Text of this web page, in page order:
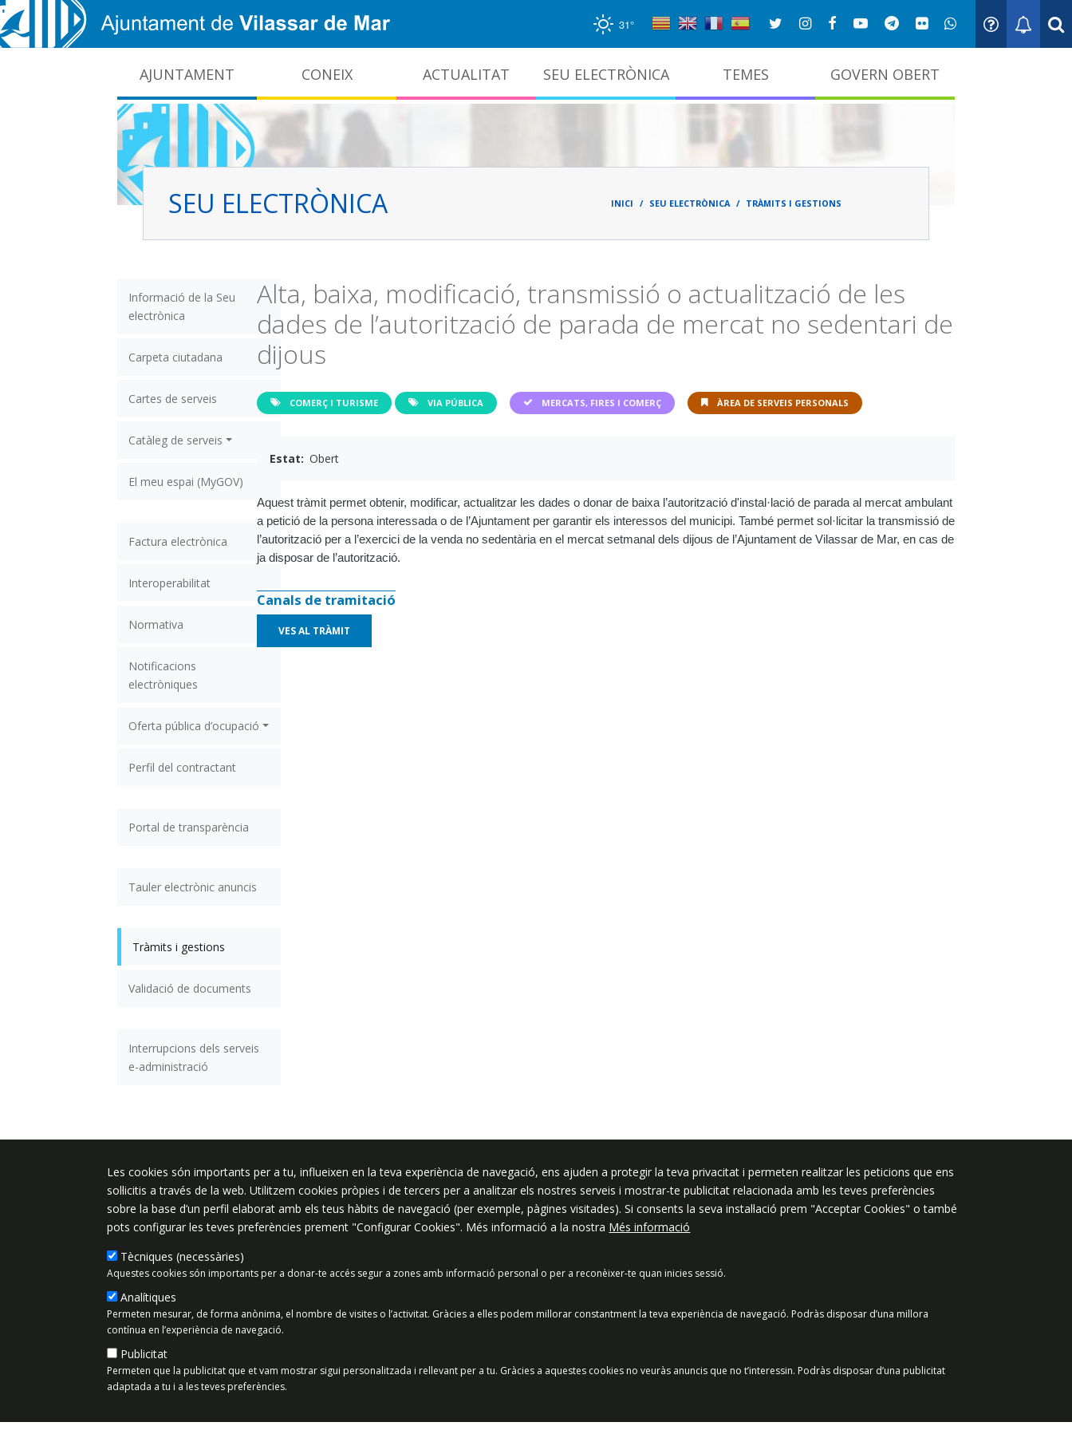
Vés al contingut
31°
AJUNTAMENT CONEIX ACTUALITAT SEU ELECTRÒNICA TEMES GOVERN OBERT
SEU ELECTRÒNICA Fild'ariadna
INICI SEU ELECTRÒNICA TRÀMITS I GESTIONS
Informació de la Seu
electrònica
Carpeta ciutadana
Cartes de serveis
Catàleg de serveis
El meu espai (MyGOV)
Factura electrònica
Interoperabilitat
Normativa
Notificacions
electròniques
Oferta pública d’ocupació
Perfil del contractant
Portal de transparència
Tauler electrònic anuncis
Tràmits i gestions
Validació de documents
Interrupcions dels serveis
e-administració
Alta, baixa, modificació, transmissió o actualització de les
dades de l’autorització de parada de mercat no sedentari de
dijous
COMERÇ I TURISME VIA PÚBLICA MERCATS, FIRES I COMERÇ ÀREA DE SERVEIS PERSONALS
Estat Obert
Aquest tràmit permet obtenir, modificar, actualitzar les dades o donar de baixa l’autorització d'instal·lació de parada al mercat ambulant
a petició de la persona interessada o de l’Ajuntament per garantir els interessos del municipi. També permet sol·licitar la transmissió de
l’autorització per a l’exercici de la venda no sedentària en el mercat setmanal dels dijous de l’Ajuntament de Vilassar de Mar, en cas de
ja disposar de l’autorització.
Canals de tramitació
VES AL TRÀMIT
Plaça de l'Ajuntament 6, 08340 Vilassar
de Mar
937 542 400
Segueix-nos a:
Preguntes freqüents
Les cookies són importants per a tu, influeixen en la teva experiència de navegació, ens ajuden a protegir la teva privacitat i permeten realitzar les peticions que ens
sol·licitis a través de la web. Utilitzem cookies pròpies i de tercers per a analitzar els nostres serveis i mostrar-te publicitat relacionada amb les teves preferències
sobre la base d’un perfil elaborat amb els teus hàbits de navegació (per exemple, pàgines visitades). Si consents la seva instal·lació prem "Acceptar Cookies" o també
pots configurar les teves preferències prement "Configurar Cookies". Més informació a la nostra Més informació
Tècniques (necessàries)
Aquestes cookies són importants per a donar-te accés segur a zones amb informació personal o per a reconèixer-te quan inicies sessió.
Analítiques
Permeten mesurar, de forma anònima, el nombre de visites o l’activitat. Gràcies a elles podem millorar constantment la teva experiència de navegació. Podràs disposar d’una millora
contínua en l’experiència de navegació.
Publicitat
Permeten que la publicitat que et vam mostrar sigui personalitzada i rellevant per a tu. Gràcies a aquestes cookies no veuràs anuncis que no t’interessin. Podràs disposar d’una publicitat
adaptada a tu i a les teves preferències.
Acceptar Cookies